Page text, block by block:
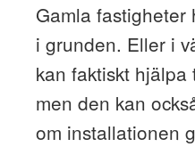
Gamla
i grunden. Eller i
kan faktiskt
men den kan
om installationen